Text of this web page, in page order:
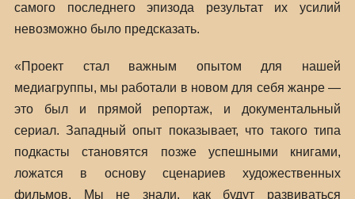
самого последнего эпизода результат их усилий
невозможно было предсказать.
«Проект стал важным опытом для нашей
медиагруппы, мы работали в новом для себя жанре —
это был и прямой репортаж, и документальный
сериал. Западный опыт показывает, что такого типа
подкасты становятся позже успешными книгами,
ложатся в основу сценариев художественных
фильмов. Мы не знали, как будут развиваться